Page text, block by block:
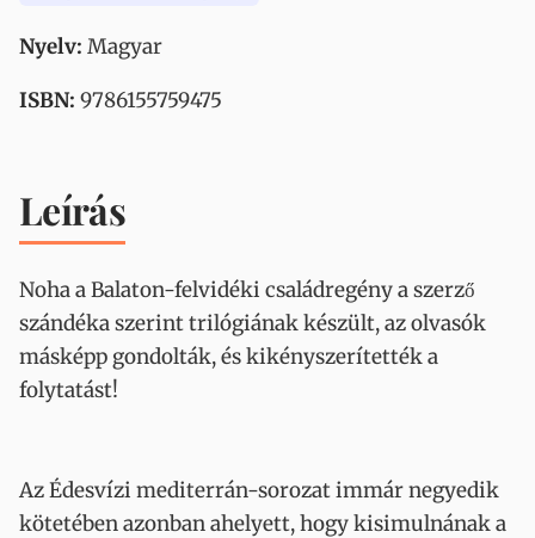
Nyelv: Magyar
ISBN: 9786155759475
Leírás
Noha a Balaton-felvidéki családregény a szerző
szándéka szerint trilógiának készült, az olvasók
másképp gondolták, és kikényszerítették a
folytatást!
Az Édesvízi mediterrán-sorozat immár negyedik
kötetében azonban ahelyett, hogy kisimulnának a